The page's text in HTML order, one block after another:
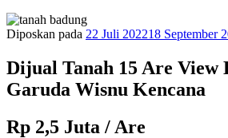
Diposkan pada 22 Juli 202218 September
Dijual Tanah 15 Are View
Garuda Wisnu Kencana
Rp 2,5 Juta / Are